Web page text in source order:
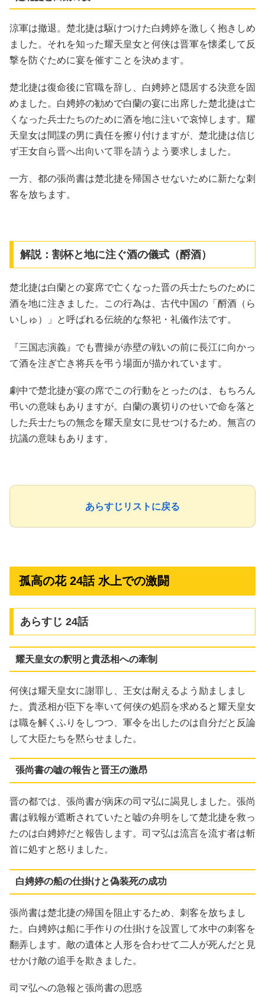
涼軍は撤退。楚北捷は駆けつけた白娉婷を激しく抱きしめ
ました。それを知った耀天皇女と何侠は晋軍を懐柔して反
撃を防ぐために宴を催すことを決めます。
楚北捷は復命後に官職を辞し、白娉婷と隠居する決意を固
めました。白娉婷の勧めで白蘭の宴に出席した楚北捷は亡
くなった兵士たちのために酒を地に注いで哀悼します。耀
天皇女は間諜の男に責任を擦り付けますが、楚北捷は信じ
ず王女自ら晋へ出向いて罪を請うよう要求しました。
一方、都の張尚書は楚北捷を帰国させないために新たな刺
客を放ちます。
解説：割杯と地に注ぐ酒の儀式（酹酒）
楚北捷は白蘭との宴席で亡くなった晋の兵士たちのために
酒を地に注きました。この行為は、古代中国の「酹酒（ら
いしゅ）」と呼ばれる伝統的な祭祀・礼儀作法です。
『三国志演義』でも曹操が赤壁の戦いの前に長江に向かっ
て酒を注ぎ亡き将兵を弔う場面が描かれています。
劇中で楚北捷が宴の席でこの行動をとったのは、もちろん
弔いの意味もありますが。白蘭の裏切りのせいで命を落と
した兵士たちの無念を耀天皇女に見せつけるため。無言の
抗議の意味もあります。
あらすじリストに戻る
孤高の花 24話 水上での激闘
あらすじ 24話
耀天皇女の釈明と貴丞相への牽制
何侠は耀天皇女に謝罪し、王女は耐えるよう励ましまし
た。貴丞相が臣下を率いて何侠の処罰を求めると耀天皇女
は職を解くふりをしつつ、軍令を出したのは自分だと反論
して大臣たちを黙らせました。
張尚書の嘘の報告と晋王の激昂
晋の都では、張尚書が病床の司マ弘に謁見しました。張尚
書は戦報が遮断されていたと嘘の弁明をして楚北捷を救っ
たのは白娉婷だと報告します。司マ弘は流言を流す者は斬
首に処すと怒りました。
白娉婷の船の仕掛けと偽装死の成功
張尚書は楚北捷の帰国を阻止するため、刺客を放ちまし
た。白娉婷は船に手作りの仕掛けを設置して水中の刺客を
翻弄します。敵の遺体と人形を合わせて二人が死んだと見
せかけ敵の追手を欺きました。
司マ弘への急報と張尚書の思惑